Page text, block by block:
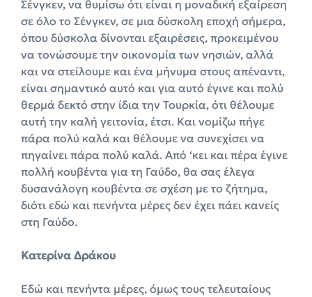
Σένγκεν, να θυμίσω ότι είναι η μοναδική εξαίρεση
σε όλο το Σένγκεν, σε μια δύσκολη εποχή σήμερα,
όπου δύσκολα δίνονται εξαιρέσεις, προκειμένου
να τονώσουμε την οικονομία των νησιών, αλλά
και να στείλουμε και ένα μήνυμα στους απέναντι,
είναι σημαντικό αυτό και για αυτό έγινε και πολύ
θερμά δεκτό στην ίδια την Τουρκία, ότι θέλουμε
αυτή την καλή γειτονία, έτσι. Και νομίζω πήγε
πάρα πολύ καλά και θέλουμε να συνεχίσει να
πηγαίνει πάρα πολύ καλά. Από ‘κει και πέρα έγινε
πολλή κουβέντα για τη Γαύδο, θα σας έλεγα
δυσανάλογη κουβέντα σε σχέση με το ζήτημα,
διότι εδώ και πενήντα μέρες δεν έχει πάει κανείς
στη Γαύδο.
Κατερίνα Δράκου
Εδώ και πενήντα μέρες, όμως τους τελευταίους